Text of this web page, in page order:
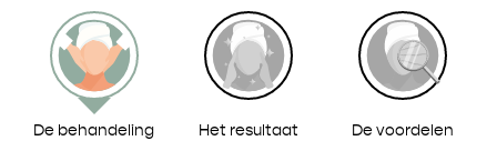
De behandeling Het resultaat De voordelen